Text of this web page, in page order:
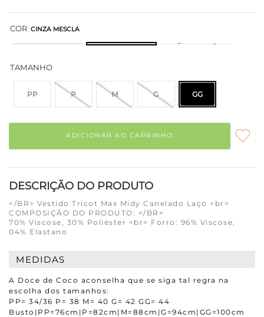
COR: CINZA MESCLA
TAMANHO
PP P M G GG
ADICIONAR AO CARRINHO
DESCRIÇÃO DO PRODUTO
</BR> Vestido Tricot Max Midy Canelado Laço <br>
COMPOSIÇÃO DO PRODUTO: </BR>
70% Viscose, 30% Poliéster <br> Forro: 96% Viscose,
04% Elastano
MEDIDAS
A Doce de Coco aconselha que se siga tal regra na
escolha dos tamanhos:
PP= 34/36 P= 38 M= 40 G= 42 GG= 44
Busto|PP=76cm|P=82cm|M=88cm|G=94cm|GG=100cm